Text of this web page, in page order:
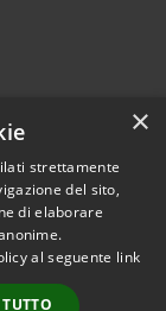
2026 • Comune di
• Powered by
• Accesso
×
strettamente
del sito,
di elaborare
al seguente link